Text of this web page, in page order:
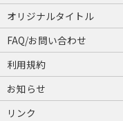
つままれ
つかまれ
ピョコッテ
オリジナルタイトル
アイテムヤ
ミスカトニック大學購買部
FAQ/お問い合わせ
FAQ
お問い合わせ
利用規約
会員規約・ポイント規約
特定商取引法に関する表示
プライバシーポリシー
お知らせ
店舗情報
採用情報
発売日変更のお知らせ
販売代理店・取扱店募集
海外のご案内（English）
リンク